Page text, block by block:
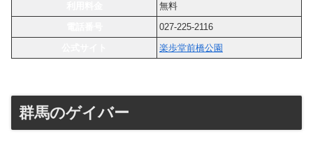
無料
027-225-2116
楽歩堂前橋公園
群馬のゲイバー